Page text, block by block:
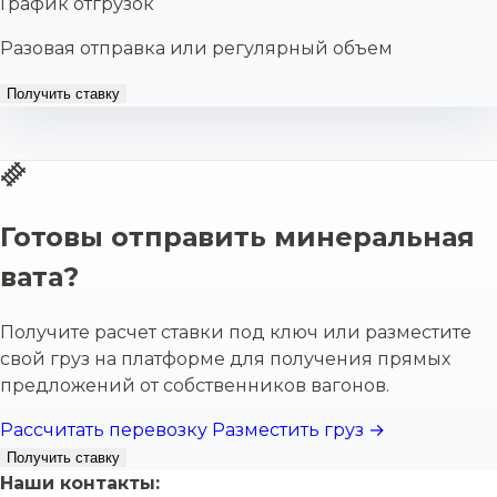
Разовая отправка или регулярный объем
Получить ставку
Готовы отправить минеральная
вата?
Получите расчет ставки под ключ или разместите
свой груз на платформе для получения прямых
предложений от собственников вагонов.
Рассчитать перевозку Разместить груз →
Получить ставку
Наши контакты: